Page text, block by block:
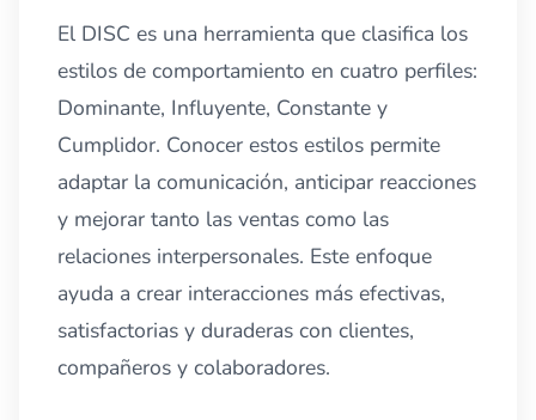
El DISC es una herramienta que clasifica los
estilos de comportamiento en cuatro perfiles:
Dominante, Influyente, Constante y
Cumplidor. Conocer estos estilos permite
adaptar la comunicación, anticipar reacciones
y mejorar tanto las ventas como las
relaciones interpersonales. Este enfoque
ayuda a crear interacciones más efectivas,
satisfactorias y duraderas con clientes,
compañeros y colaboradores.